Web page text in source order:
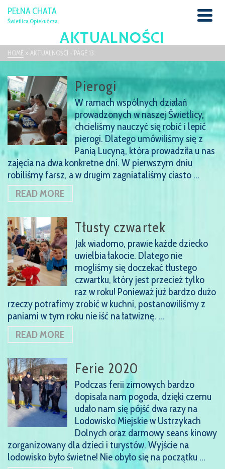
PEŁNA CHATA
Świetlica Opiekuńcza
AKTUALNOŚCI
HOME » AKTUALNOŚCI - PAGE 13
Pierogi
W ramach wspólnych działań
prowadzonych w naszej Świetlicy,
chcieliśmy nauczyć się robić i lepić
pierogi. Dlatego umówiliśmy się z
Panią Lucyną, która prowadziła u nas
zajęcia na dwa konkretne dni. W pierwszym dniu
robiliśmy farsz, a w drugim zagniataliśmy ciasto …
READ MORE
Tłusty czwartek
Jak wiadomo, prawie każde dziecko
uwielbia łakocie. Dlatego nie
mogliśmy się doczekać tłustego
czwartku, który jest przecież tylko
raz w roku! Ponieważ już bardzo dużo
rzeczy potrafimy zrobić w kuchni, postanowiliśmy z
paniami w tym roku nie iść na łatwiznę. …
READ MORE
Ferie 2020
Podczas ferii zimowych bardzo
dopisała nam pogoda, dzięki czemu
udało nam się pójść dwa razy na
Lodowisko Miejskie w Ustrzykach
Dolnych oraz darmowy seans kinowy
zorganizowany dla dzieci i turystów. Wyjście na
lodowisko było świetne! Nie obyło się na początku …